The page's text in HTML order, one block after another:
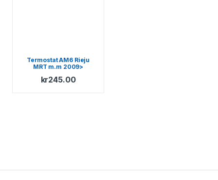
Termostat AM6 Rieju
MRT m.m 2009>
kr245.00